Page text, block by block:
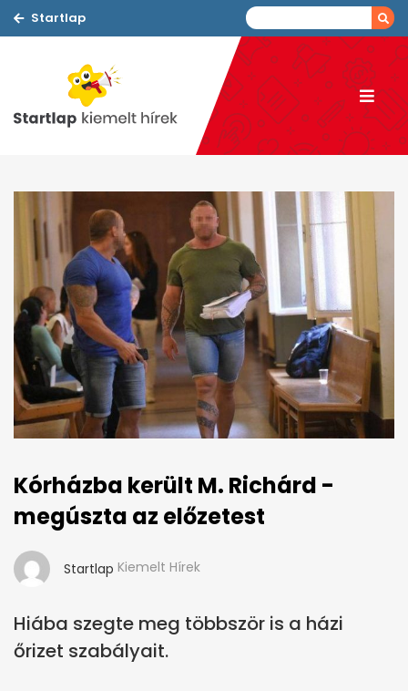
Startlap
Kórházba került M. Richárd -
megúszta az előzetest
Startlap Kiemelt Hírek
Hiába szegte meg többször is a házi
őrizet szabályait.